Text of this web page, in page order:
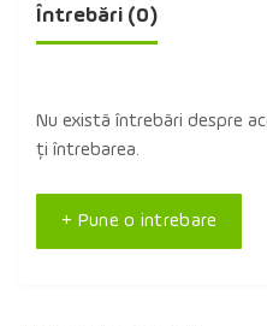
Întrebări (0)
Nu există întrebări despre
ți întrebarea.
+ Pune o intrebare